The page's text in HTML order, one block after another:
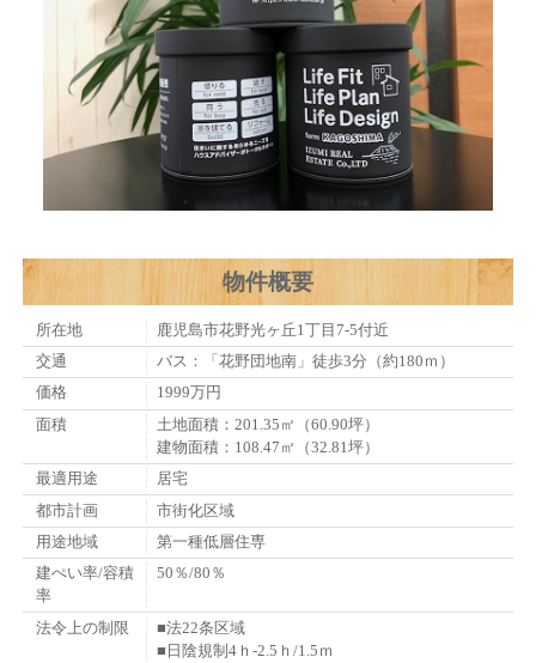
物件概要
所在地
鹿児島市花野光ヶ丘1丁目7-5付近
交通
バス：「花野団地南」徒歩3分（約180ｍ）
価格
1999万円
面積
土地面積：201.35㎡（60.90坪）
建物面積：108.47㎡（32.81坪）
最適用途
居宅
都市計画
市街化区域
用途地域
第一種低層住専
建ぺい率/容積
率
50％/80％
法令上の制限
■法22条区域
■日陰規制4ｈ-2.5ｈ/1.5ｍ